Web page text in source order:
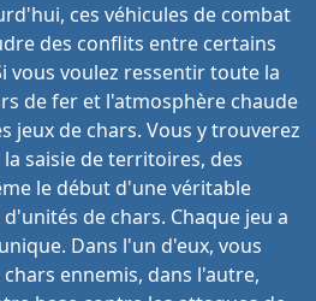
ces véhicules de combat
des conflits entre certains
vous voulez ressentir toute la
de fer et l'atmosphère chaude
jeux de chars. Vous y trouverez
saisie de territoires, des
le début d'une véritable
de chars. Chaque jeu a
Dans l'un d'eux, vous
ennemis, dans l'autre,